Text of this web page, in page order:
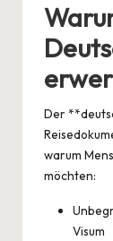
Der
warum
möchten:
Visum